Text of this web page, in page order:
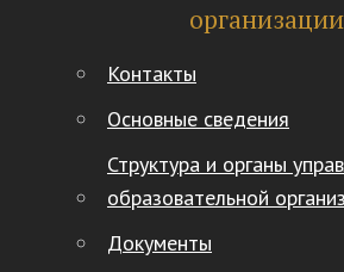
организации
Контакты
Основные сведения
Структура и органы
образовательной
Документы